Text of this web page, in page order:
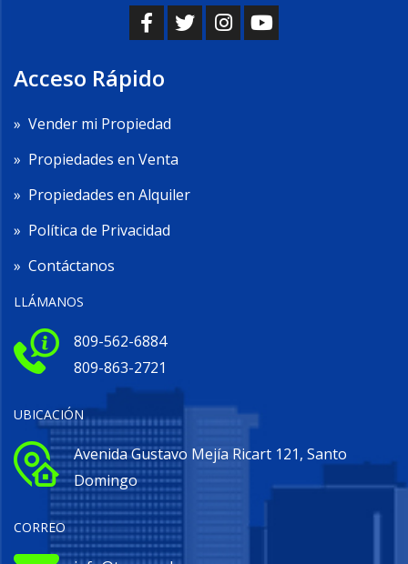
Acceso Rápido
» Vender mi Propiedad
» Propiedades en Venta
» Propiedades en Alquiler
» Política de Privacidad
» Contáctanos
LLÁMANOS
809-562-6884
809-863-2721
UBICACIÓN
Avenida Gustavo Mejía Ricart 121, Santo
Domingo
CORREO